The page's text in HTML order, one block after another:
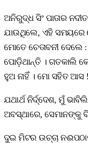
ଅନିରୁଦ୍ଧ ସିଂ ପାତାର
ଯାଉଥିଲେ, ଏହି ସମୟରେ
ମୋତେ ଚେତାବନୀ ଦେଲେ
ପୋଡ଼ିଥାନ୍ତି । ଗତକାଲି
ହୁଅ ନାହିଁ । ମୋ ସହିତ ଆସ
ଯଥାର୍ଥ ନିର୍ଦ୍ଦେଶ, ମୁଁ
ଅବସ୍ଥାରେ, ସେମାନଙ୍କୁ
ଦୁଇ ମିଟର ଉଚ୍ଚା